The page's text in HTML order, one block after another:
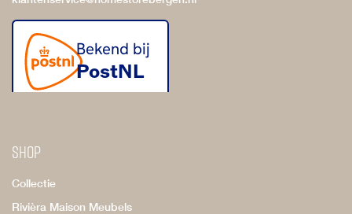
Shop
Collectie
Rivièra Maison Meubels